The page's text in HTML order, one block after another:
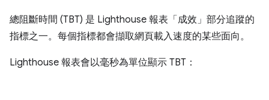
總阻斷時間 (TBT) 是 Lighthouse 報表「成效」 部分追蹤的
指標之一。每個指標都會擷取網頁載入速度的某些面向。
Lighthouse 報表會以毫秒為單位顯示 TBT：